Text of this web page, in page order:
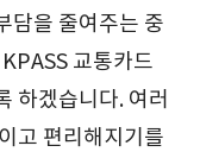
담을 줄여주는 중
교통카드
하겠습니다. 여러
고 편리해지기를